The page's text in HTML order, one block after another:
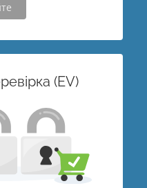
(EV)